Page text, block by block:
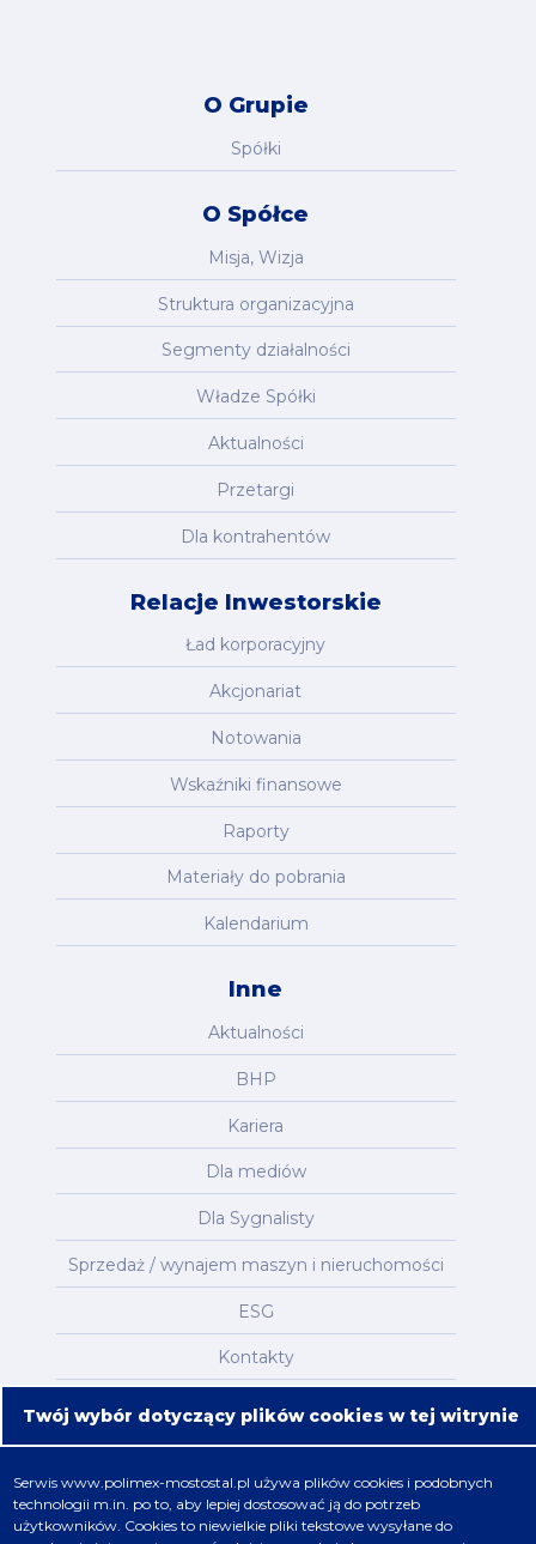
O Grupie
Spółki
O Spółce
Misja, Wizja
Struktura organizacyjna
Segmenty działalności
Władze Spółki
Aktualności
Przetargi
Dla kontrahentów
Relacje Inwestorskie
Ład korporacyjny
Akcjonariat
Notowania
Wskaźniki finansowe
Raporty
Materiały do pobrania
Kalendarium
Inne
Aktualności
BHP
Kariera
Dla mediów
Dla Sygnalisty
Sprzedaż / wynajem maszyn i nieruchomości
ESG
Kontakty
Mapa serwisu
Nafta, chemia, gaz
Twój wybór dotyczący plików cookies w tej witrynie
Serwiswww.polimex-mostostal.pl używa plików cookies i podobnych
technologii m.in. po to, aby lepiej dostosować ją do potrzeb
użytkowników. Cookies to niewielkie pliki tekstowe wysyłane do